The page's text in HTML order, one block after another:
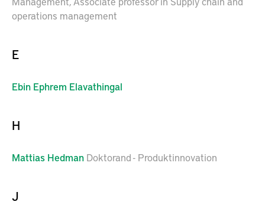
operations management
E
Ebin Ephrem Elavathingal
H
Mattias Hedman Doktorand - Produktinnovation
J